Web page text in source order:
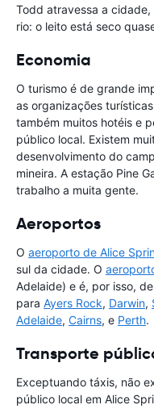
Todd atravessa a
rio: o leito está seco
Economia
O turismo é de grande
as organizações
também muitos hotéis e
público local. Existem
desenvolvimento do
mineira. A estação Pine
trabalho a muita gente.
Aeroportos
O aeroporto de Alice
sul da cidade. O
Adelaide) e é, por isso,
para Ayers Rock, Darwin,
Adelaide, Cairns, e Perth.
Transporte
Exceptuando táxis, não
público local em Alice